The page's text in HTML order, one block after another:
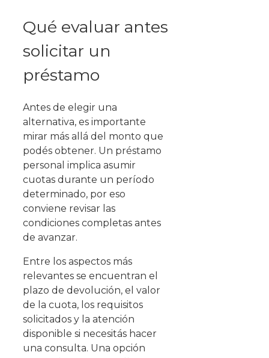
Qué evaluar antes
solicitar un
préstamo
Antes de elegir una
alternativa, es importante
mirar más allá del monto que
podés obtener. Un préstamo
personal implica asumir
cuotas durante un período
determinado, por eso
conviene revisar las
condiciones completas antes
de avanzar.
Entre los aspectos más
relevantes se encuentran el
plazo de devolución, el valor
de la cuota, los requisitos
solicitados y la atención
disponible si necesitás hacer
una consulta. Una opción